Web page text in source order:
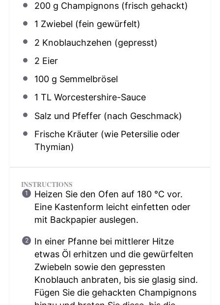
200 g Champignons (frisch gehackt)
1 Zwiebel (fein gewürfelt)
2 Knoblauchzehen (gepresst)
2 Eier
100 g Semmelbrösel
1 TL Worcestershire-Sauce
Salz und Pfeffer (nach Geschmack)
Frische Kräuter (wie Petersilie oder
Thymian)
INSTRUCTIONS
Heizen Sie den Ofen auf 180 °C vor.
Eine Kastenform leicht einfetten oder
mit Backpapier auslegen.
In einer Pfanne bei mittlerer Hitze
etwas Öl erhitzen und die gewürfelten
Zwiebeln sowie den gepressten
Knoblauch anbraten, bis sie glasig sind.
Fügen Sie die gehackten Champignons